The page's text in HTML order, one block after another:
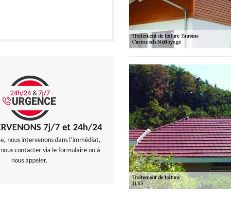
7j/7 et 24h/24
nous intervenons dans l’immédiat,
nous contacter via le formulaire ou à
nous appeler.